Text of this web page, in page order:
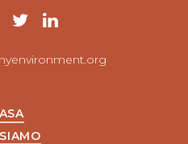
Facebook
twitter